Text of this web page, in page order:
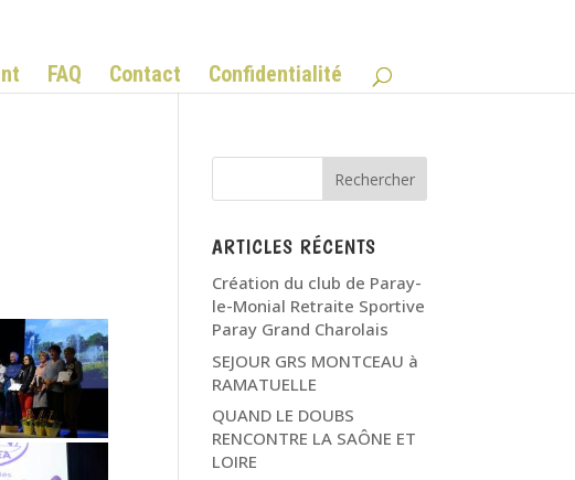
FAQ Contact Confidentialité
ARTICLES RÉCENTS
Création du club de Paray-
le-Monial Retraite Sportive
Paray Grand Charolais
SEJOUR GRS MONTCEAU à
RAMATUELLE
QUAND LE DOUBS
RENCONTRE LA SAÔNE ET
LOIRE